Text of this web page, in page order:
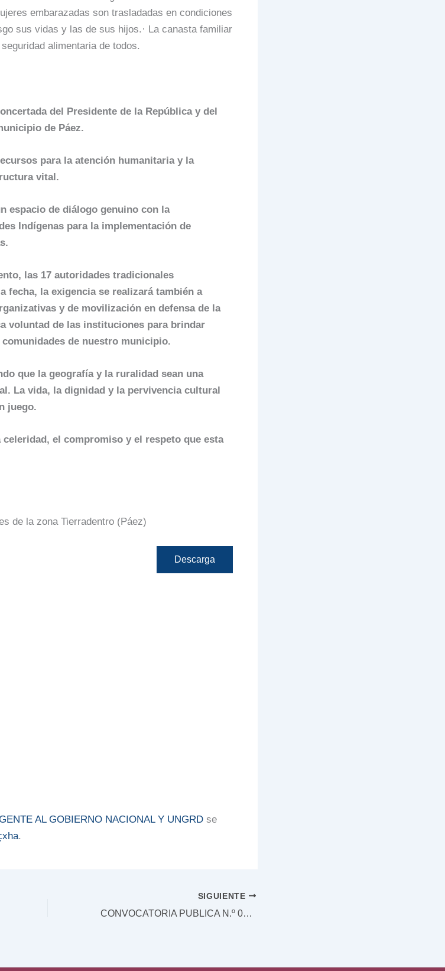
embarazadas son trasladadas en condiciones
sus vidas y las de sus hijos.· La canasta familiar
alimentaria de todos.
del Presidente de la República y del
de Páez.
para la atención humanitaria y la
vital.
espacio de diálogo genuino con la
Indígenas para la implementación de
las 17 autoridades tradicionales
fecha, la exigencia se realizará también a
y de movilización en defensa de la
voluntad de las instituciones para brindar
de nuestro municipio.
que la geografía y la ruralidad sean una
La vida, la dignidad y la pervivencia cultural
juego.
celeridad, el compromiso y el respeto que esta
de la zona Tierradentro (Páez)
Descarga
AL GOBIERNO NACIONAL Y UNGRDse
.
SIGUIENTE
CONVOCATORIA PUBLICA N.º 011 del 2025